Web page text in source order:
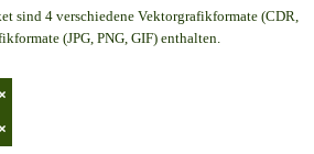
sind 4 verschiedene Vektorgrafikformate (CDR,
(JPG, PNG, GIF) enthalten.
×
×